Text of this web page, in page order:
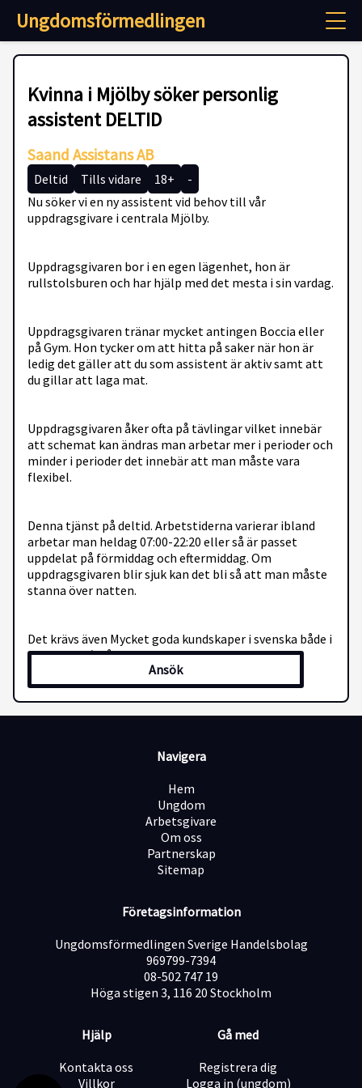
Ungdomsförmedlingen
Kvinna i Mjölby söker personlig
assistent DELTID
Saand Assistans AB
Deltid Tills vidare 18+
-
Nu söker vi en ny assistent vid behov till vår
uppdragsgivare i centrala Mjölby.
Uppdragsgivaren bor i en egen lägenhet, hon är
rullstolsburen och har hjälp med det mesta i sin vardag.
Uppdragsgivaren tränar mycket antingen Boccia eller
på Gym. Hon tycker om att hitta på saker när hon är
ledig det gäller att du som assistent är aktiv samt att
du gillar att laga mat.
Uppdragsgivaren åker ofta på tävlingar vilket innebär
att schemat kan ändras man arbetar mer i perioder och
minder i perioder det innebär att man måste vara
flexibel.
Denna tjänst på deltid. Arbetstiderna varierar ibland
arbetar man heldag 07:00-22:20 eller så är passet
uppdelat på förmiddag och eftermiddag. Om
uppdragsgivaren blir sjuk kan det bli så att man måste
stanna över natten.
Det krävs även Mycket goda kundskaper i svenska både i
tal och skrift då uppdragsgivaren använder sig av Bliss
karta för att kommunicera.
Känner du att annonsen stämmer in på dig? Skicka då
En förutsättning för att påbörja en anställning hos oss
på SAAND Assistans är att du som söker kan uppvisa
giltig ID-handling och eventuella dokument som
styrker rätten till arbete inom Sverige. För att kunna
jobba som personlig assistent måste du vara minst 18
Utifrån lagstiftning krävs att vi som arbetsgivare begär
ett registerutdrag från alla anställda som ska arbeta
trygga våra uppdragsgivare på SAAND Assistans
samtliga vi anställer. Därav behöver du uppvisa ett
utdrag ur polisens belastningsregister inför en
eventuell anställning.
urvalet löpande och kan komma att tillsätta tjänsten
innan sista ansökningsdagen. Vi tar endast emot
ansökningar via vårt rekryteringssystem i enlighet med
GDPR.
Ansök
Navigera
Hem
Ungdom
Arbetsgivare
Om oss
Partnerskap
Sitemap
Företagsinformation
Ungdomsförmedlingen Sverige Handelsbolag
969799-7394
08-502 747 19
Höga stigen 3, 116 20 Stockholm
Hjälp
Kontakta oss
Villkor
Gå med
Registrera dig
Logga in (ungdom)